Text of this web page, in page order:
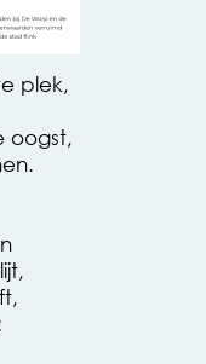
plek,
oogst,